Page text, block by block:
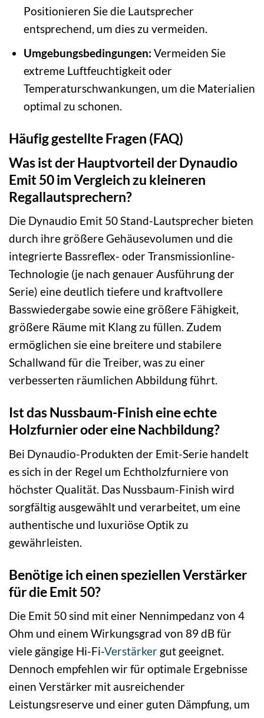
Positionieren Sie die Lautsprecher
entsprechend, um dies zu vermeiden.
Umgebungsbedingungen: Vermeiden Sie
extreme Luftfeuchtigkeit oder
Temperaturschwankungen, um die Materialien
optimal zu schonen.
Häufig gestellte Fragen (FAQ)
Was ist der Hauptvorteil der Dynaudio
Emit 50 im Vergleich zu kleineren
Regallautsprechern?
Die Dynaudio Emit 50 Stand-Lautsprecher bieten
durch ihre größere Gehäusevolumen und die
integrierte Bassreflex- oder Transmissionline-
Technologie (je nach genauer Ausführung der
Serie) eine deutlich tiefere und kraftvollere
Basswiedergabe sowie eine größere Fähigkeit,
größere Räume mit Klang zu füllen. Zudem
ermöglichen sie eine breitere und stabilere
Schallwand für die Treiber, was zu einer
verbesserten räumlichen Abbildung führt.
Ist das Nussbaum-Finish eine echte
Holzfurnier oder eine Nachbildung?
Bei Dynaudio-Produkten der Emit-Serie handelt
es sich in der Regel um Echtholzfurniere von
höchster Qualität. Das Nussbaum-Finish wird
sorgfältig ausgewählt und verarbeitet, um eine
authentische und luxuriöse Optik zu
gewährleisten.
Benötige ich einen speziellen Verstärker
für die Emit 50?
Die Emit 50 sind mit einer Nennimpedanz von 4
Ohm und einem Wirkungsgrad von 89 dB für
viele gängige Hi-Fi-Verstärker gut geeignet.
Dennoch empfehlen wir für optimale Ergebnisse
einen Verstärker mit ausreichender
Leistungsreserve und einer guten Dämpfung, um